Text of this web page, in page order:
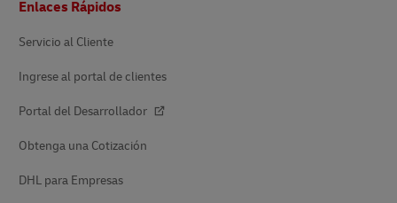
de
Enlaces Rápidos
Servicio al Cliente
Ingrese al portal de clientes
Portal del Desarrollador
Obtenga una Cotización
DHL para Empresas